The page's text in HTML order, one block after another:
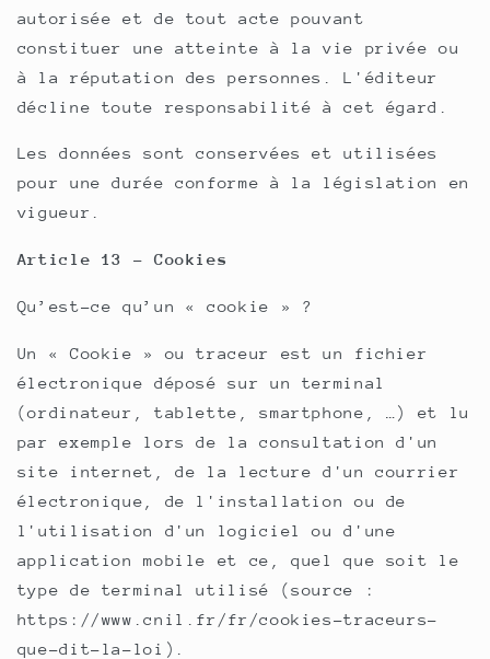
autorisée et de tout acte pouvant
constituer une atteinte à la vie privée ou
à la réputation des personnes. L'éditeur
décline toute responsabilité à cet égard.
Les données sont conservées et utilisées
pour une durée conforme à la législation en
vigueur.
Article 13 - Cookies
Qu’est-ce qu’un « cookie » ?
Un « Cookie » ou traceur est un fichier
électronique déposé sur un terminal
(ordinateur, tablette, smartphone, …) et lu
par exemple lors de la consultation d'un
site internet, de la lecture d'un courrier
électronique, de l'installation ou de
l'utilisation d'un logiciel ou d'une
application mobile et ce, quel que soit le
type de terminal utilisé (source :
https://www.cnil.fr/fr/cookies-traceurs-
que-dit-la-loi ).